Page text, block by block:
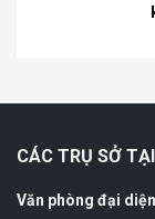
CÁC TRỤ SỞ
Văn phòng đại